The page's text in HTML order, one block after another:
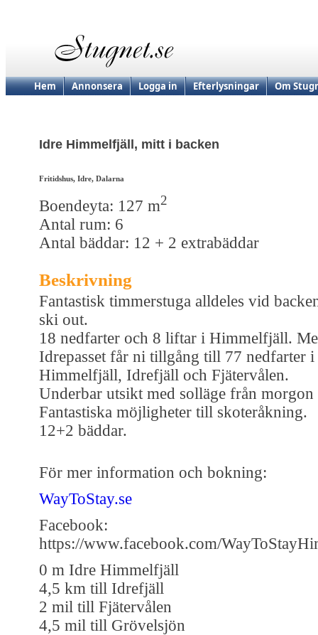
Hem Annonsera Logga in Efterlysningar Om
Idre Himmelfjäll, mitt i backen
Fritidshus, Idre, Dalarna
Boendeyta: 127 m2
Antal rum: 6
Antal bäddar: 12 + 2 extrabäddar
Beskrivning
Fantastisk timmerstuga alldeles vid
ski out.
18 nedfarter och 8 liftar i Himmelfjäll.
Idrepasset får ni tillgång till 77 nedfarter
Himmelfjäll, Idrefjäll och Fjätervålen.
Underbar utsikt med solläge från
Fantastiska möjligheter till skoteråkning.
12+2 bäddar.
För mer information och bokning:
WayToStay.se
Facebook:
https://www.facebook.com/
0 m Idre Himmelfjäll
4,5 km till Idrefjäll
2 mil till Fjätervålen
4,5 mil till Grövelsjön